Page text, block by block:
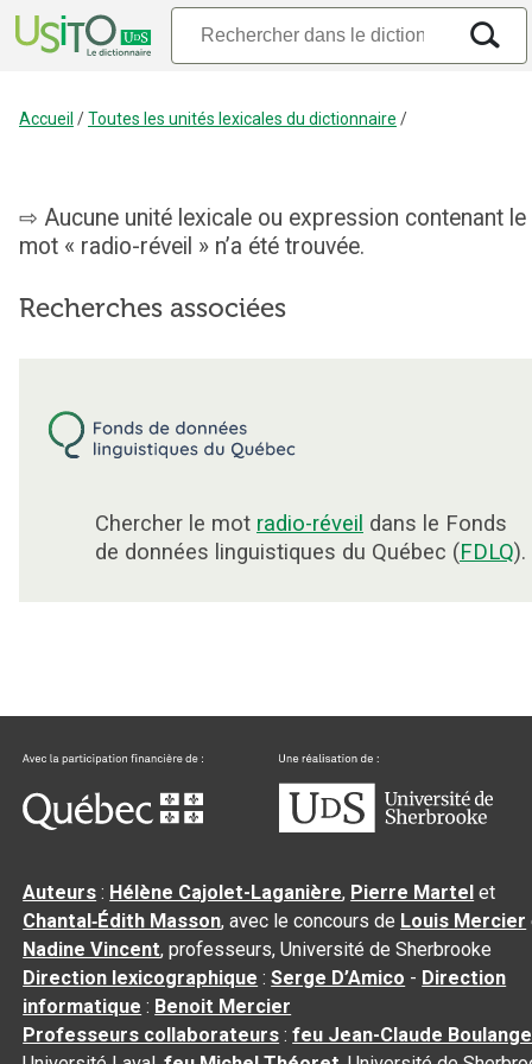
Accueil /Toutes les unités lexicales du dictionnaire /
Aucune unité lexicale ou expression contenant le
mot « radio-réveil » n’a été trouvée.
Recherches associées
Chercher le mot radio-réveil dans le Fonds
de données linguistiques du Québec (FDLQ).
Auteurs : Hélène Cajolet-Laganière, Pierre Martel et
Chantal‑Édith Masson, avec le concours de Louis Mercier
Nadine Vincent, professeurs, Université de Sherbrooke
Direction lexicographique :Serge D’Amico - Direction
informatique : Benoit Mercier
Professeurs collaborateurs :feu Jean-Claude